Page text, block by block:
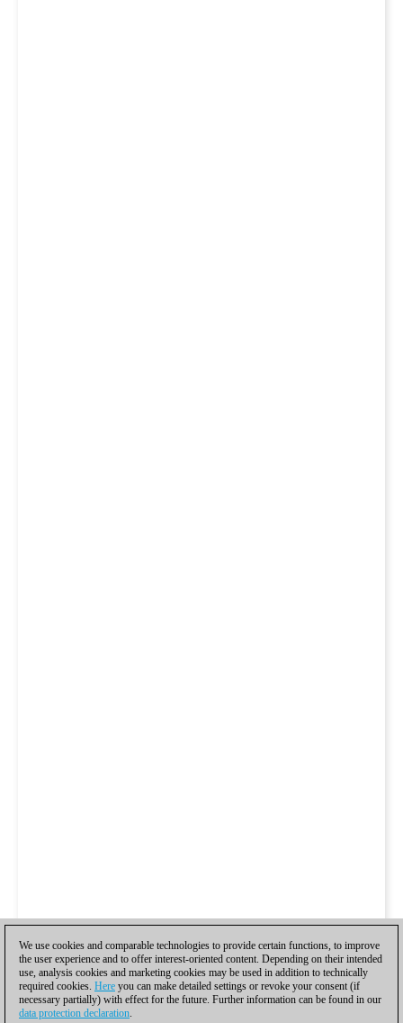
We use cookies and comparable technologies to provide certain functions, to improve
the user experience and to offer interest-oriented content. Depending on their intended
use, analysis cookies and marketing cookies may be used in addition to technically
required cookies. Here you can make detailed settings or revoke your consent (if
necessary partially) with effect for the future. Further information can be found in our
data protection declaration.